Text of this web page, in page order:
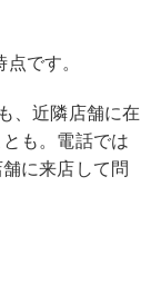
です。
、近隣店舗に在
も。電話では
に来店して問